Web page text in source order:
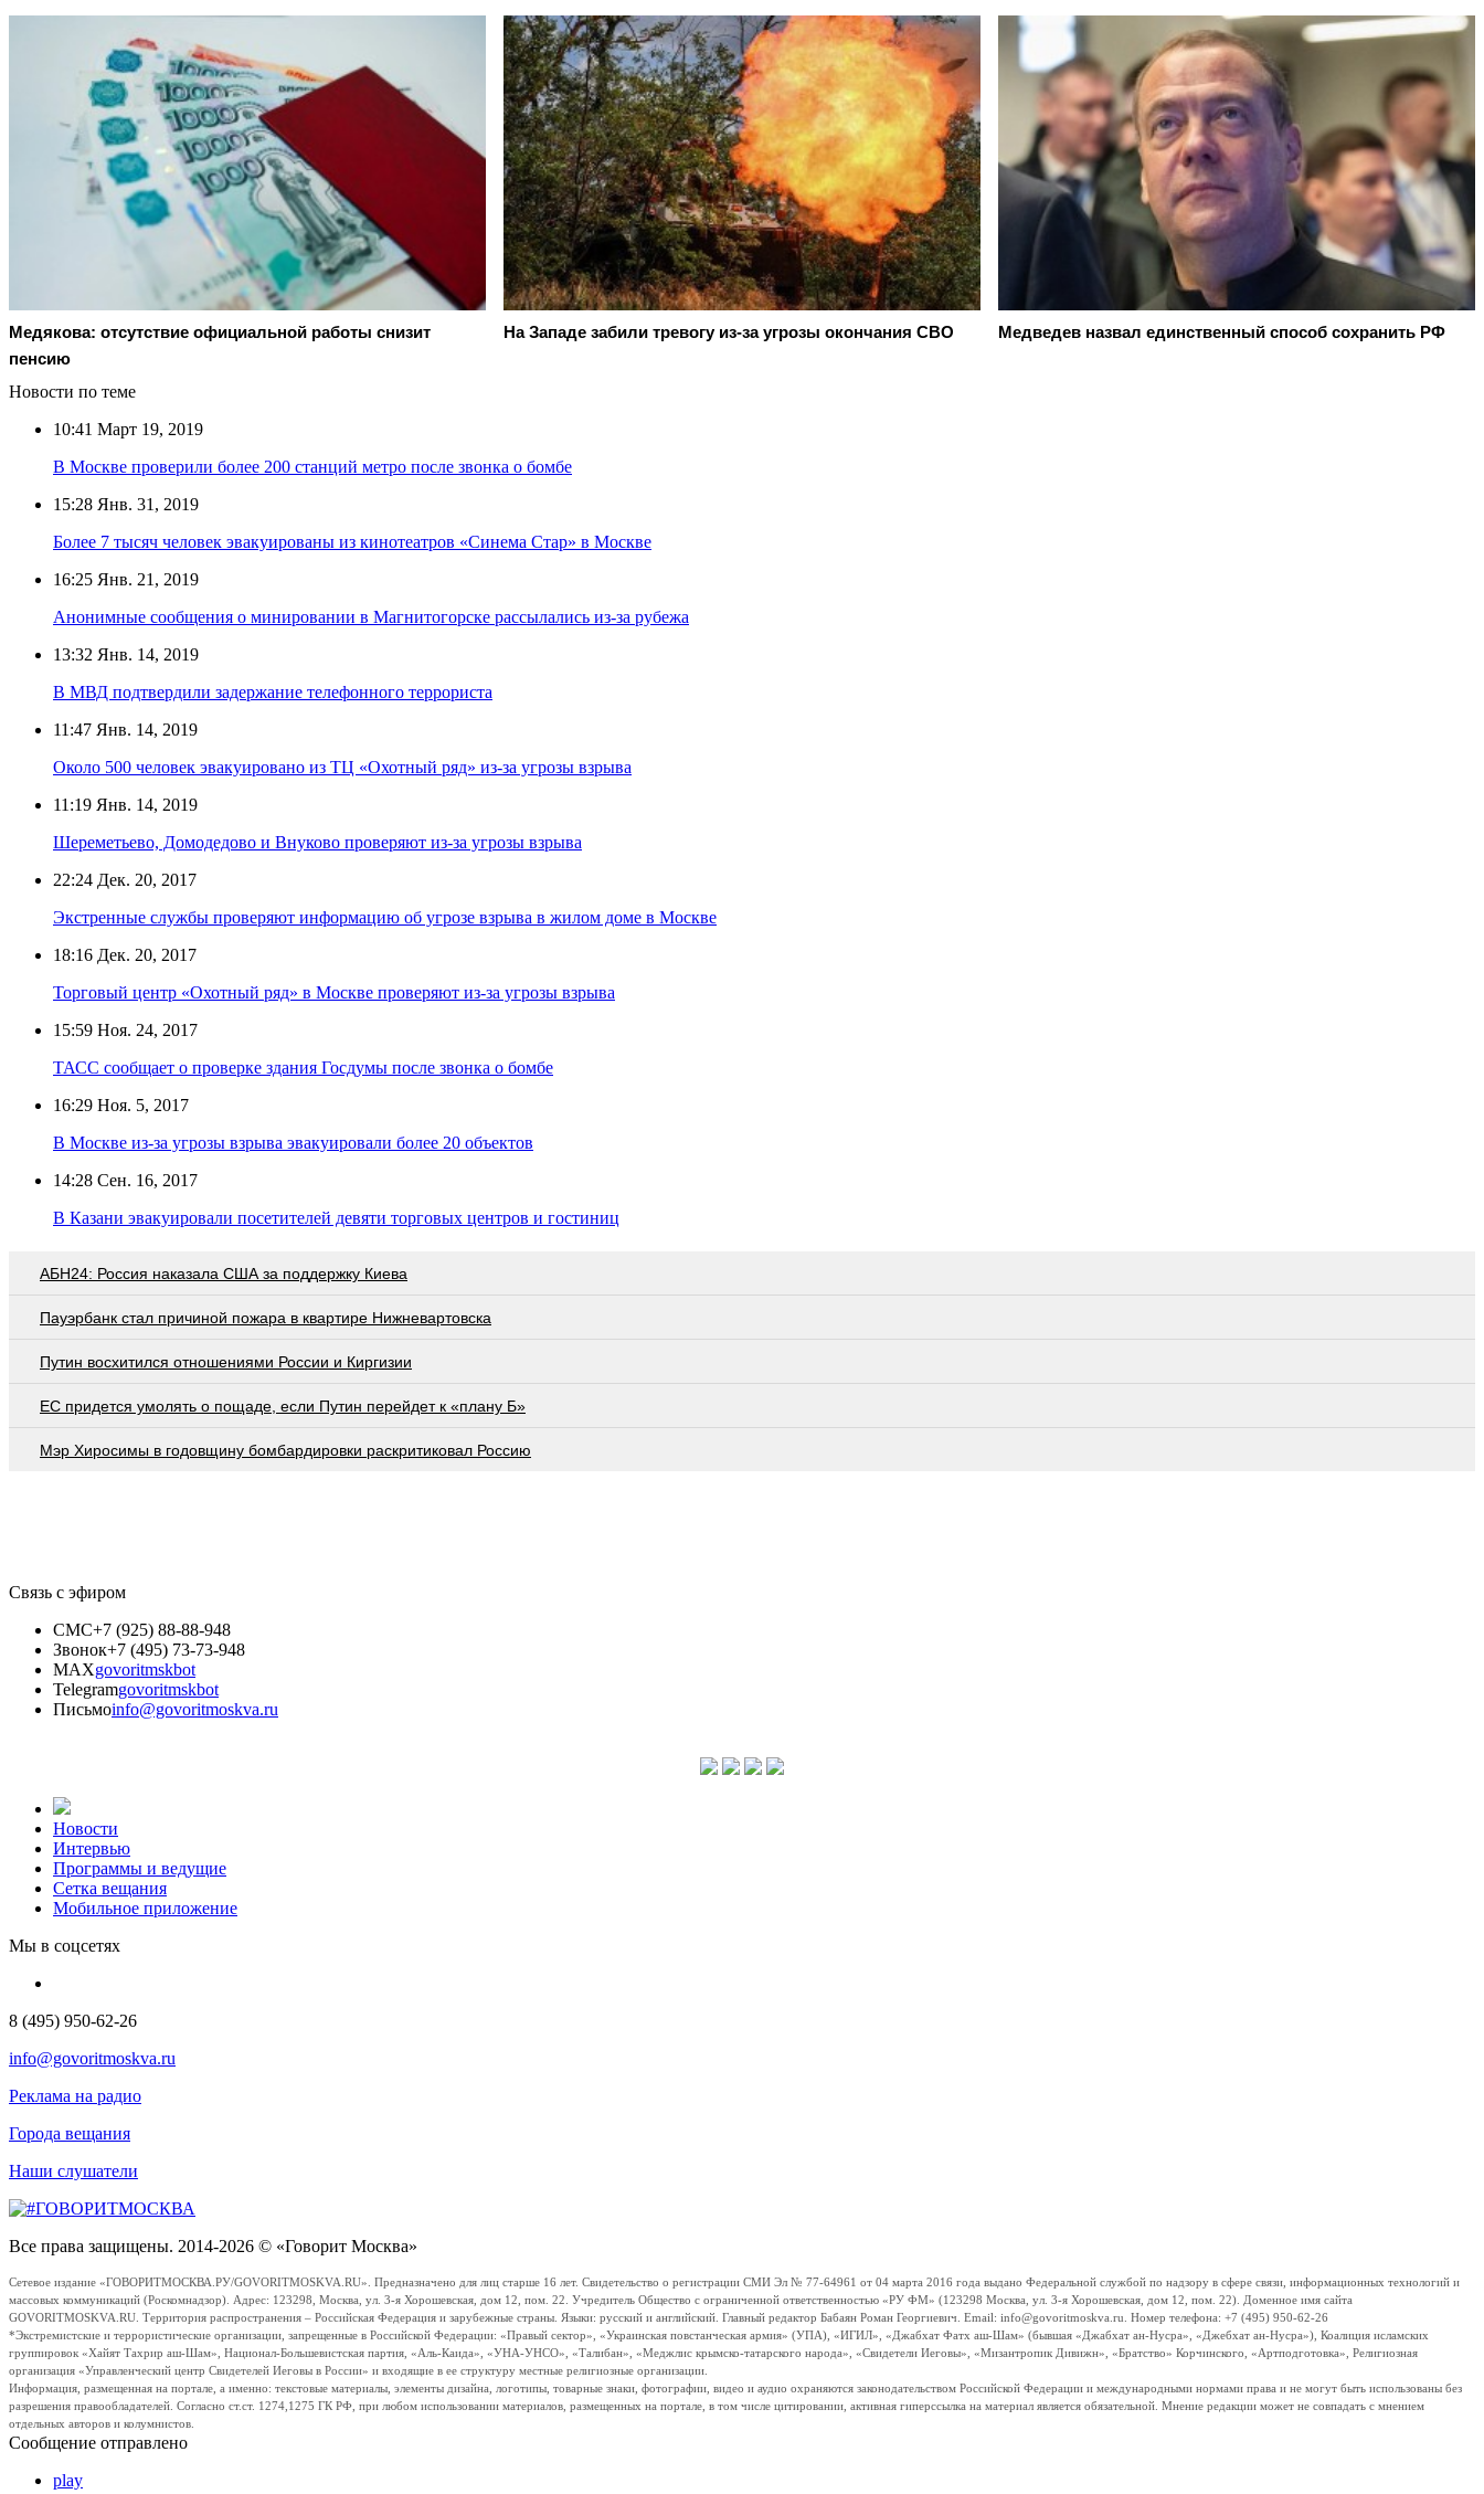
Медякова: отсутствие официальной работы снизит
пенсию
На Западе забили тревогу из-за угрозы окончания СВО Медведев назвал единственный способ сохранить РФ
Новости по теме
10:41 Март 19, 2019
В Москве проверили более 200 станций метро после звонка о бомбе
15:28 Янв. 31, 2019
Более 7 тысяч человек эвакуированы из кинотеатров «Синема Стар» в Москве
16:25 Янв. 21, 2019
Анонимные сообщения о минировании в Магнитогорске рассылались из-за рубежа
13:32 Янв. 14, 2019
В МВД подтвердили задержание телефонного террориста
11:47 Янв. 14, 2019
Около 500 человек эвакуировано из ТЦ «Охотный ряд» из-за угрозы взрыва
11:19 Янв. 14, 2019
Шереметьево, Домодедово и Внуково проверяют из-за угрозы взрыва
22:24 Дек. 20, 2017
Экстренные службы проверяют информацию об угрозе взрыва в жилом доме в Москве
18:16 Дек. 20, 2017
Торговый центр «Охотный ряд» в Москве проверяют из-за угрозы взрыва
15:59 Ноя. 24, 2017
ТАСС сообщает о проверке здания Госдумы после звонка о бомбе
16:29 Ноя. 5, 2017
В Москве из-за угрозы взрыва эвакуировали более 20 объектов
14:28 Сен. 16, 2017
В Казани эвакуировали посетителей девяти торговых центров и гостиниц
АБН24: Россия наказала США за поддержку Киева
Пауэрбанк стал причиной пожара в квартире Нижневартовска
Путин восхитился отношениями России и Киргизии
EC придется умолять о пощаде, если Путин перейдет к «плану Б»
Мэр Хиросимы в годовщину бомбардировки раскритиковал Россию
Связь с эфиром
СМС+7 (925) 88-88-948
Звонок+7 (495) 73-73-948
MAXgovoritmskbot
Telegramgovoritmskbot
Письмоinfo@govoritmoskva.ru
Новости
Интервью
Программы и ведущие
Сетка вещания
Мобильное приложение
Мы в соцсетях
8 (495) 950-62-26
info@govoritmoskva.ru
Реклама на радио
Города вещания
Наши слушатели
Все права защищены. 2014-2026 © «Говорит Москва»
Сетевое издание «ГОВОРИТМОСКВА.РУ/GOVORITMOSKVA.RU». Предназначено для лиц старше 16 лет. Свидетельство о регистрации СМИ Эл № 77-64961 от 04 марта 2016 года выдано Федеральной службой по надзору в сфере связи, информационных технологий и
массовых коммуникаций (Роскомнадзор). Адрес: 123298, Москва, ул. 3-я Хорошевская, дом 12, пом. 22. Учредитель Общество с ограниченной ответственностью «РУ ФМ» (123298 Москва, ул. 3-я Хорошевская, дом 12, пом. 22). Доменное имя сайта
GOVORITMOSKVA.RU. Территория распространения – Российская Федерация и зарубежные страны. Языки: русский и английский. Главный редактор Бабаян Роман Георгиевич. Email: info@govoritmoskva.ru. Номер телефона: +7 (495) 950-62-26
*Экстремистские и террористические организации, запрещенные в Российской Федерации: «Правый сектор», «Украинская повстанческая армия» (УПА), «ИГИЛ», «Джабхат Фатх аш-Шам» (бывшая «Джабхат ан-Нусра», «Джебхат ан-Нусра»), Коалиция исламских
группировок «Хайят Тахрир аш-Шам», Национал-Большевистская партия, «Аль-Каида», «УНА-УНСО», «Талибан», «Меджлис крымско-татарского народа», «Свидетели Иеговы», «Мизантропик Дивижн», «Братство» Корчинского, «Артподготовка», Религиозная
организация «Управленческий центр Свидетелей Иеговы в России» и входящие в ее структуру местные религиозные организации.
Информация, размещенная на портале, а именно: текстовые материалы, элементы дизайна, логотипы, товарные знаки, фотографии, видео и аудио охраняются законодательством Российской Федерации и международными нормами права и не могут быть использованы без
разрешения правообладателей. Согласно ст.ст. 1274,1275 ГК РФ, при любом использовании материалов, размещенных на портале, в том числе цитировании, активная гиперссылка на материал является обязательной. Мнение редакции может не совпадать с мнением
отдельных авторов и колумнистов.
Сообщение отправлено
play